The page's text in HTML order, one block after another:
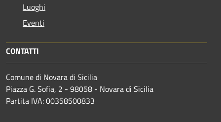
Luoghi
Eventi
CONTATTI
Comune di Novara di Sicilia
Piazza G. Sofia, 2 - 98058 - Novara di Sicilia
Partita IVA: 00358500833